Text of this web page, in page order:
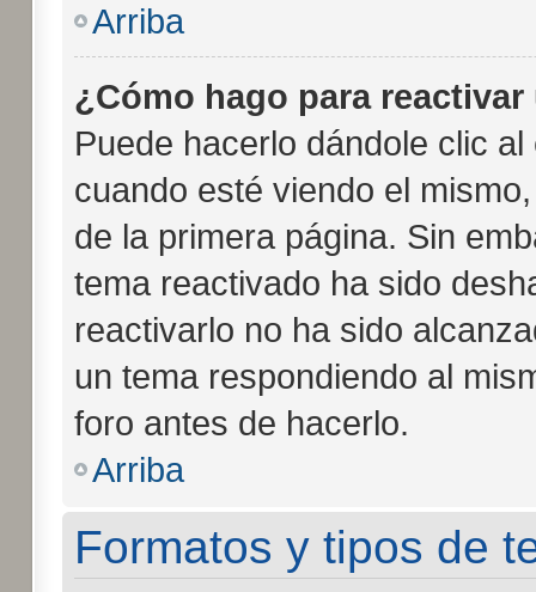
Arriba
¿Cómo hago para reactivar
Puede hacerlo dándole clic
cuando esté viendo el
de la primera página. Sin
tema reactivado ha sido
reactivarlo no ha sido
un tema respondiendo al
foro antes de hacerlo.
Arriba
Formatos y tipos de